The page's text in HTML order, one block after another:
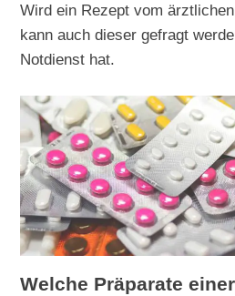
Wird ein Rezept vom
kann auch dieser gefragt
Notdienst hat.
Welche Präparate